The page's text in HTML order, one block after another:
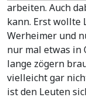
arbeiten. Auch
kann. Erst wollte
Werheimer und
nur mal etwas in
lange zögern
vielleicht gar
ist den Leuten